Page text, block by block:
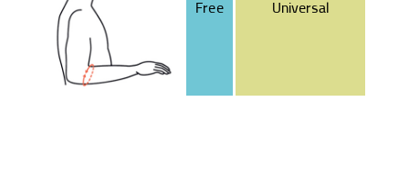
Free Universal